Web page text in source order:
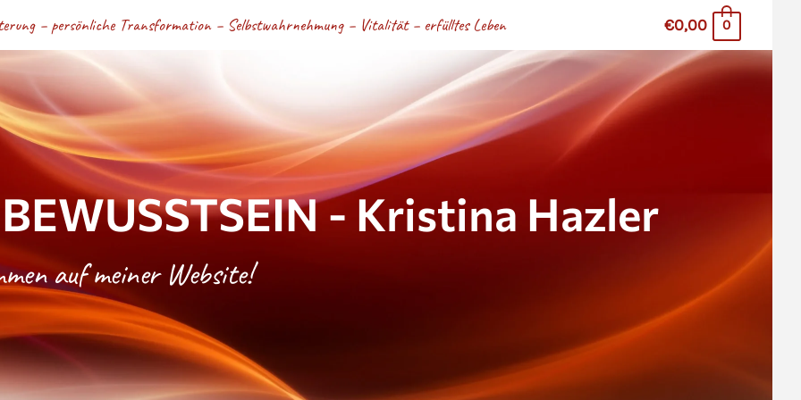
– persönliche Transformation – Selbstwahrnehmung – Vitalität – erfülltes Leben €0,00 0
- Kristina Hazler
auf meiner Website!